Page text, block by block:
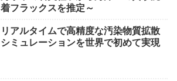
着フラックスを推定～
リアルタイムで高精度な汚染物質拡散
シミュレーションを世界で初めて実現